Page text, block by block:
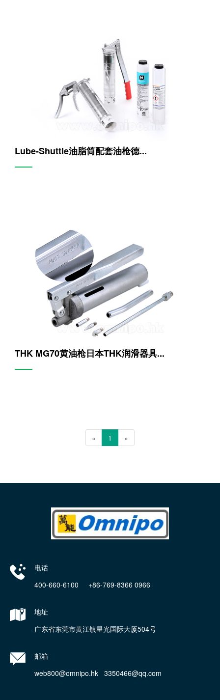
Lube-Shuttle油脂筒配套油枪德...
——
THK MG70黄油枪日本THK润滑器具...
——
« 1 »
电话
400-660-6100 +86-769-8366 0966
地址
广东省东莞市黄江镇星光国际大厦504号
邮箱
web800@omnipo.hk 3350466@qq.com